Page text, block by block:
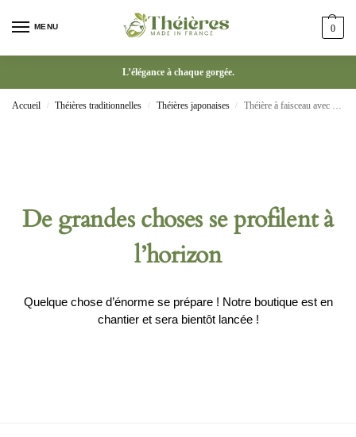
MENU 0
L’élégance à chaque gorgée.
Accueil / Théières traditionnelles / Théières japonaises / Théière à faisceau avec poignée en cuivre four de style japonais
De grandes choses se profilent à
l’horizon
Quelque chose d’énorme se prépare ! Notre boutique est en
chantier et sera bientôt lancée !